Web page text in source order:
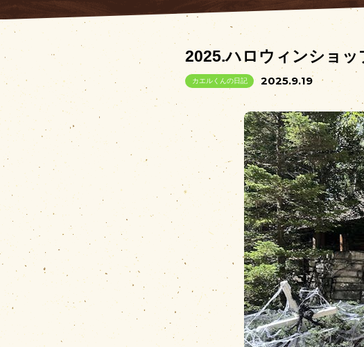
営業時間
2025.ハロウィンショッ
カエルくんの日記 2025.9.19